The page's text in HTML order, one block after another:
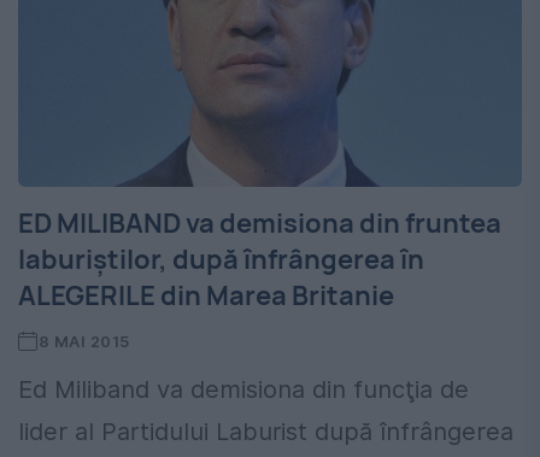
ED MILIBAND va demisiona din fruntea
laburiștilor, după înfrângerea în
ALEGERILE din Marea Britanie
8 MAI 2015
Ed Miliband va demisiona din funcţia de
lider al Partidului Laburist după înfrângerea